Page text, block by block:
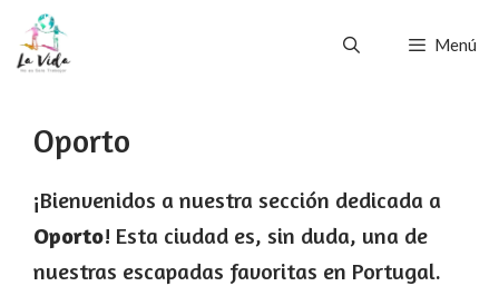
Saltar
Menú
Oporto
¡Bienvenidos a nuestra sección dedicada a
Oporto! Esta ciudad es, sin duda, una de
nuestras escapadas favoritas en Portugal.